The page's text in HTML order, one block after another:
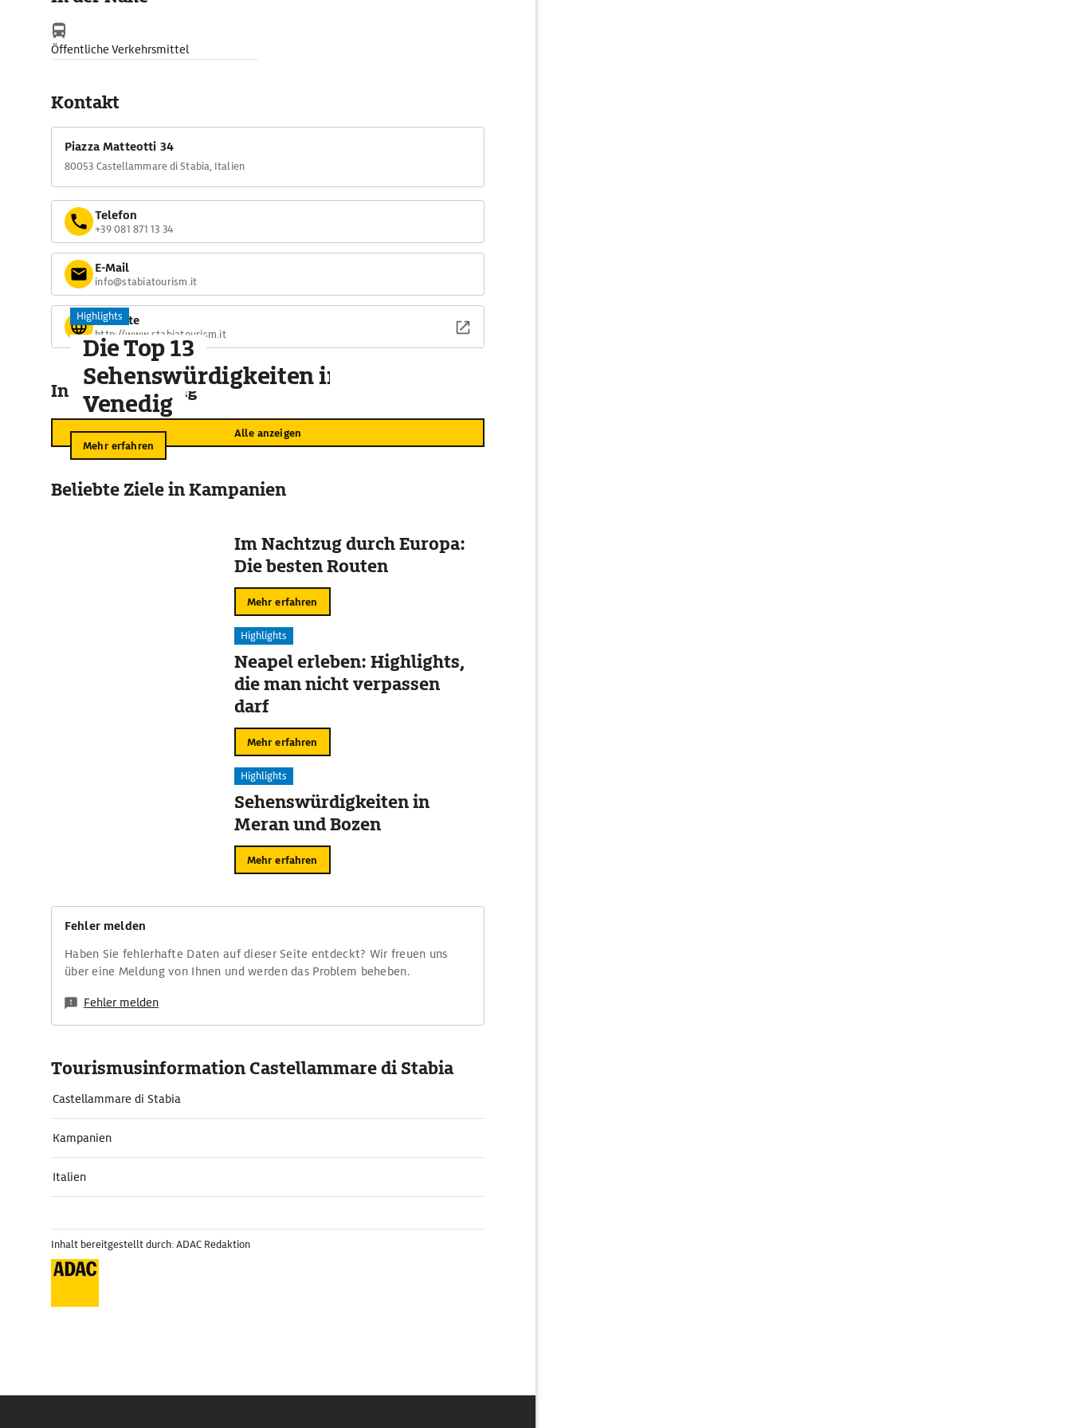
Öffentliche Verkehrsmittel
Kontakt
Piazza Matteotti 34
80053 Castellammare di Stabia, Italien
Telefon
+39 081 871 13 34
E-Mail
info@stabiatourism.it
Website
http://www.stabiatourism.it
In der Umgebung
Alle anzeigen
Highlights
Die Top 13
Sehenswürdigkeiten in
Venedig
Mehr erfahren
Beliebte Ziele in Kampanien
Im Nachtzug durch Europa:
Die besten Routen
Mehr erfahren
Highlights
Neapel erleben: Highlights,
die man nicht verpassen
darf
Mehr erfahren
Highlights
Sehenswürdigkeiten in
Meran und Bozen
Mehr erfahren
Fehler melden
Haben Sie fehlerhafte Daten auf dieser Seite entdeckt? Wir freuen uns
über eine Meldung von Ihnen und werden das Problem beheben.
Fehler melden
Tourismusinformation Castellammare di Stabia
Castellammare di Stabia
Kampanien
Italien
Inhalt bereitgestellt durch: ADAC Redaktion